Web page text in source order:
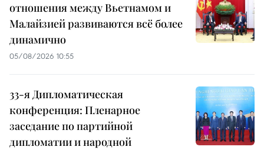
отношения между Вьетнамом и
Малайзией развиваются всё более
динамично
05/08/2026 10:55
33-я Дипломатическая
конференция: Пленарное
заседание по партийной
дипломатии и народной